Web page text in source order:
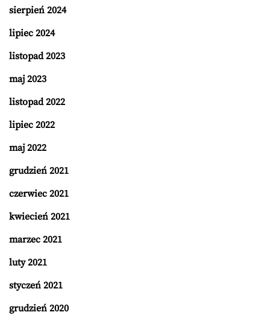
sierpień 2024
lipiec 2024
listopad 2023
maj 2023
listopad 2022
lipiec 2022
maj 2022
grudzień 2021
czerwiec 2021
kwiecień 2021
marzec 2021
luty 2021
styczeń 2021
grudzień 2020